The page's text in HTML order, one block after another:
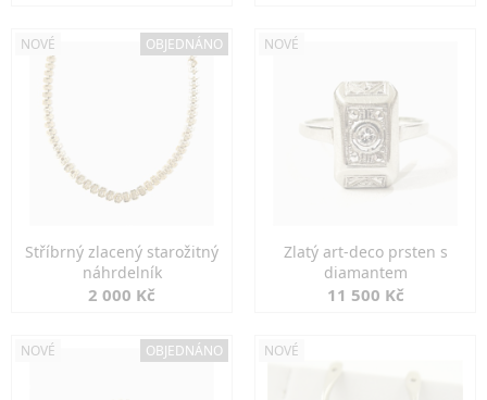
NOVÉ OBJEDNÁNO
Stříbrný zlacený starožitný
náhrdelník
2 000 Kč
NOVÉ
Zlatý art-deco prsten s
diamantem
11 500 Kč
NOVÉ OBJEDNÁNO NOVÉ